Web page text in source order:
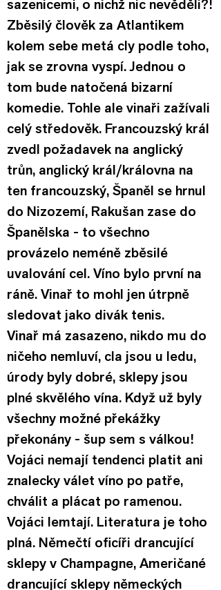
sazenicemi, o nichž nic nevěděli?!
Zběsilý člověk za Atlantikem
kolem sebe metá cly podle toho,
jak se zrovna vyspí. Jednou o
tom bude natočená bizarní
komedie. Tohle ale vinaři zažívali
celý středověk. Francouzský král
zvedl požadavek na anglický
trůn, anglický král/královna na
ten francouzský, Španěl se hrnul
do Nizozemí, Rakušan zase do
Španělska - to všechno
provázelo neméně zběsilé
uvalování cel. Víno bylo první na
ráně. Vinař to mohl jen útrpně
sledovat jako divák tenis.
Vinař má zasazeno, nikdo mu do
ničeho nemluví, cla jsou u ledu,
úrody byly dobré, sklepy jsou
plné skvělého vína. Když už byly
všechny možné překážky
překonány - šup sem s válkou!
Vojáci nemají tendenci platit ani
znalecky válet víno po patře,
chválit a plácat po ramenou.
Vojáci lemtají. Literatura je toho
plná. Němečtí oficíři drancující
sklepy v Champagne, Američané
drancující sklepy německých